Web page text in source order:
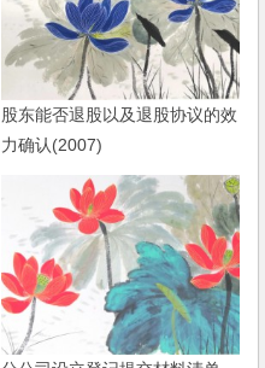
股东能否退股以及退股协议的效
力确认(2007)